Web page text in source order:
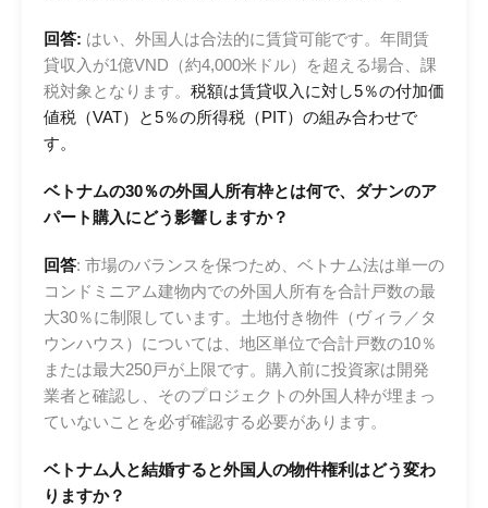
回答: はい、外国人は合法的に賃貸可能です。年間賃
貸収入が1億VND（約4,000米ドル）を超える場合、課
税対象となります。 税額は賃貸収入に対し5％の付加価
値税（VAT）と5％の所得税（PIT）の組み合わせで
す。
ベトナムの30％の外国人所有枠とは何で、ダナンのア
パート購入にどう影響しますか？
回答: 市場のバランスを保つため、ベトナム法は単一の
コンドミニアム建物内での外国人所有を合計戸数の最
大30％に制限しています。土地付き物件（ヴィラ／タ
ウンハウス）については、地区単位で合計戸数の10％
または最大250戸が上限です。購入前に投資家は開発
業者と確認し、そのプロジェクトの外国人枠が埋まっ
ていないことを必ず確認する必要があります。
ベトナム人と結婚すると外国人の物件権利はどう変わ
りますか？